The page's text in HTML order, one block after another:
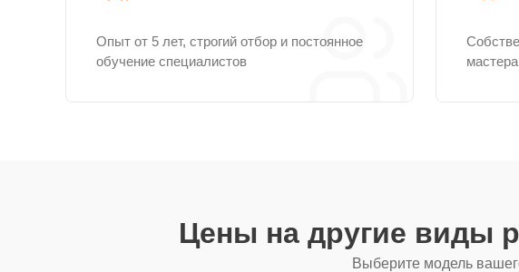
Опыт от 5 лет, строгий отбор и постоянное
обучение специалистов
Цены на другие виды
Выберите модель